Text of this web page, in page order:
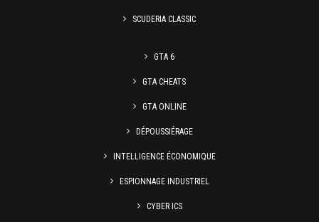
SCUDERIA CLASSIC
GTA 6
GTA CHEATS
GTA ONLINE
DÉPOUSSIÉRAGE
INTELLIGENCE ÉCONOMIQUE
ESPIONNAGE INDUSTRIEL
CYBER ICS